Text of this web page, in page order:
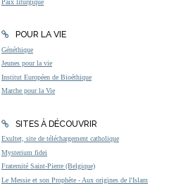
Paix liturgique
POUR LA VIE
Généthique
Jeunes pour la vie
Institut Européen de Bioéthique
Marche pour la Vie
SITES À DÉCOUVRIR
Exultet, site de téléchargement catholique
Mysterium fidei
Fraternité Saint-Pierre (Belgique)
Le Messie et son Prophète - Aux origines de l'Islam